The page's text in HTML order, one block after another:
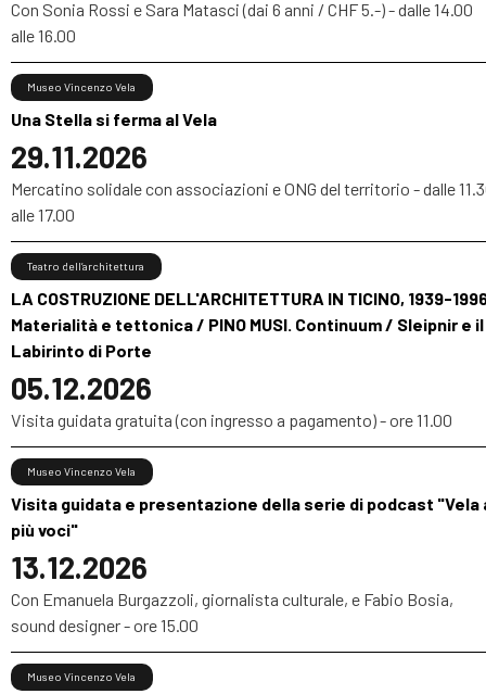
Con Sonia Rossi e Sara Matasci (dai 6 anni / CHF 5.-) - dalle 14.00
alle 16.00
Una Stella si ferma al Vela
29.11.2026
Museo Vincenzo Vela
Mercatino solidale con associazioni e ONG del territorio - dalle
alle 17.00
LA COSTRUZIONE DELL'ARCHITETTURA IN TICINO, 1939-
Materialità e tettonica / PINO MUSI. Continuum / Sleipnir e il
Labirinto di Porte
05.12.2026
Teatro dell’architettura
Visita guidata gratuita (con ingresso a pagamento) - ore 11.00
Visita guidata e presentazione della serie di podcast "Vela
più voci"
13.12.2026
Museo Vincenzo Vela
Con Emanuela Burgazzoli, giornalista culturale, e Fabio Bosia,
sound designer - ore 15.00
Museo Vincenzo Vela